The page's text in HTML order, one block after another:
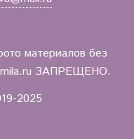
материалов без
mila.ru ЗАПРЕЩЕНО.
2025